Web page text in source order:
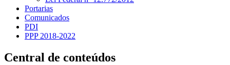
Portarias
Comunicados
PDI
PPP 2018-2022
Central de conteúdos